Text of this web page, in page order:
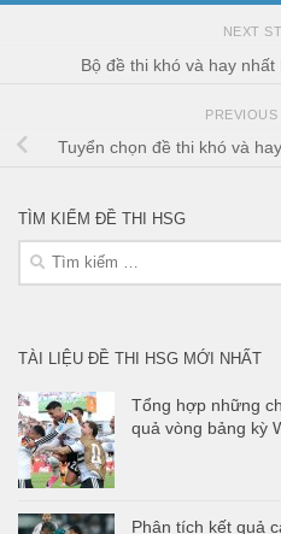
NEXT
Bộ đề thi khó và hay nhất
Tuyển chọn đề thi khó và
TÌM KIẾM ĐỀ THI HSG
Tìm
kiếm
TÀI LIỆU ĐỀ THI HSG MỚI NHẤT
Tổng hợp những
quả vòng bảng kỳ
Phân tích kết quả